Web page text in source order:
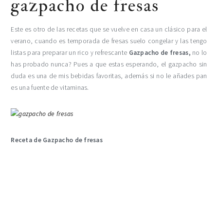
gazpacho de fresas
Este es otro de las recetas que se vuelve en casa un clásico para el
verano, cuando es temporada de fresas suelo congelar y las tengo
listas para preparar un rico y refrescante Gazpacho de fresas, no lo
has probado nunca? Pues a que estas esperando, el gazpacho sin
duda es una de mis bebidas favoritas, además si no le añades pan
es una fuente de vitaminas.
Receta de Gazpacho de fresas